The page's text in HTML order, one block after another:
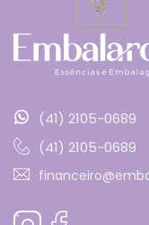
(41) 2105-0689
(41) 2105-0689